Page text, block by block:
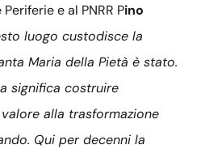
e al PNRR Pino
luogo custodisce la
Maria della Pietà è stato.
significa costruire
alla trasformazione
Qui per decenni la